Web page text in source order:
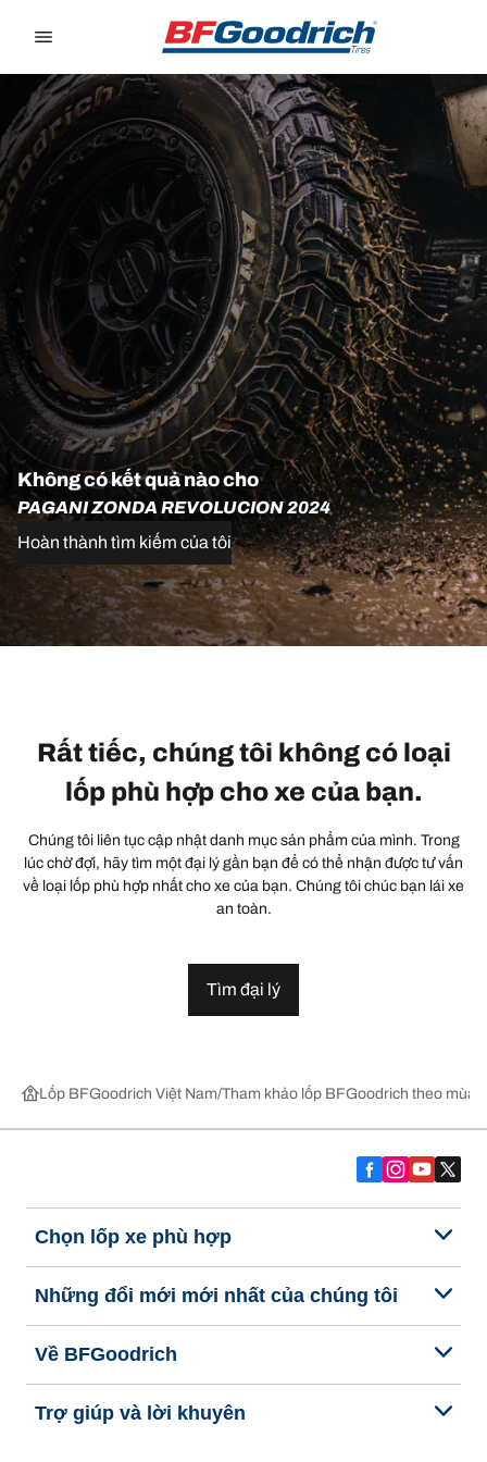
Không có kết quả nào cho
PAGANI ZONDA REVOLUCION 2024
Hoàn thành tìm kiếm của tôi
Rất tiếc, chúng tôi không có loại
lốp phù hợp cho xe của bạn.
Chúng tôi liên tục cập nhật danh mục sản phẩm của mình. Trong
lúc chờ đợi, hãy tìm một đại lý gần bạn để có thể nhận được tư vấn
về loại lốp phù hợp nhất cho xe của bạn. Chúng tôi chúc bạn lái xe
an toàn.
Tìm đại lý
Lốp BFGoodrich Việt Nam Tham khảo lốp BFGoodrich theo
Chọn lốp xe phù hợp
Những đổi mới mới nhất của chúng tôi
Về BFGoodrich
Trợ giúp và lời khuyên